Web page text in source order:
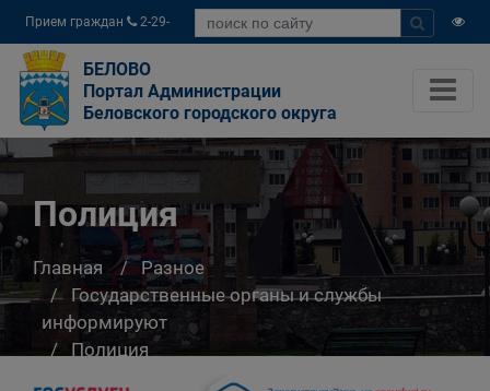
Прием граждан
2-29-
04
БЕЛОВО
Портал Администрации
Беловского городского округа
Полиция
Главная
Разное
Государственные органы и службы
информируют
Полиция